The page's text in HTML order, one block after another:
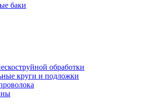
баки
обработки
круги и подложки